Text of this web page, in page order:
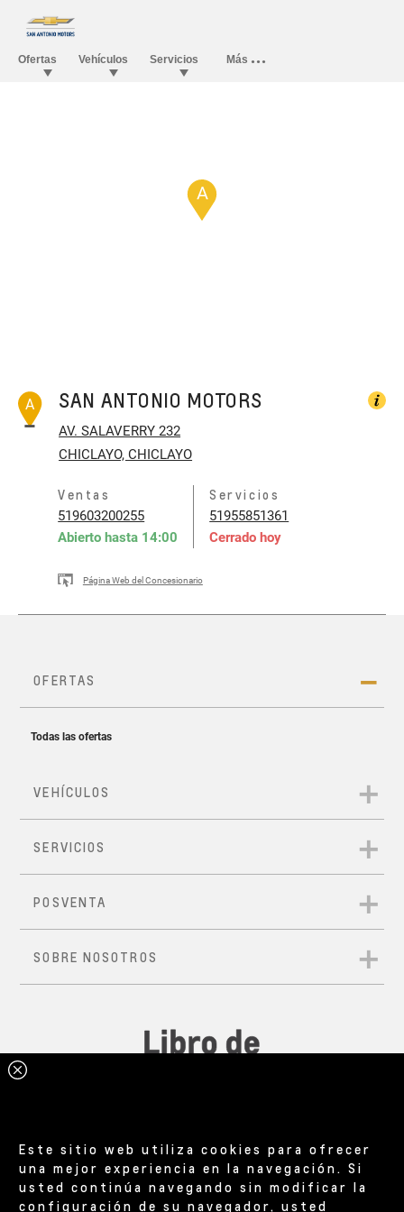
A
A SAN ANTONIO MOTORS
AV. SALAVERRY 232
CHICLAYO, CHICLAYO
Ventas
519603200255
Abierto hasta 14:00
Servicios
51955851361
Cerrado hoy
Página Web del Concesionario
Este sitio web utiliza cookies para ofrecer
una mejor experiencia en la navegación. Si
usted continúa navegando sin modificar la
configuración de su navegador, usted